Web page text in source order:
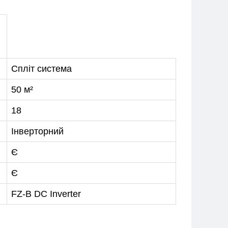
Спліт система
50 м²
18
Інверторний
Є
Є
FZ-В DC Inverter